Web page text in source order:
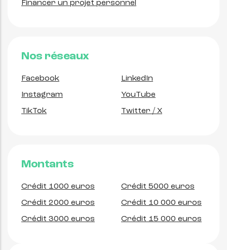
Financer un projet personnel
Nos réseaux
Facebook
Instagram
TikTok
LinkedIn
YouTube
Twitter / X
Montants
Crédit 1000 euros
Crédit 2000 euros
Crédit 3000 euros
Crédit 5000 euros
Crédit 10 000 euros
Crédit 15 000 euros